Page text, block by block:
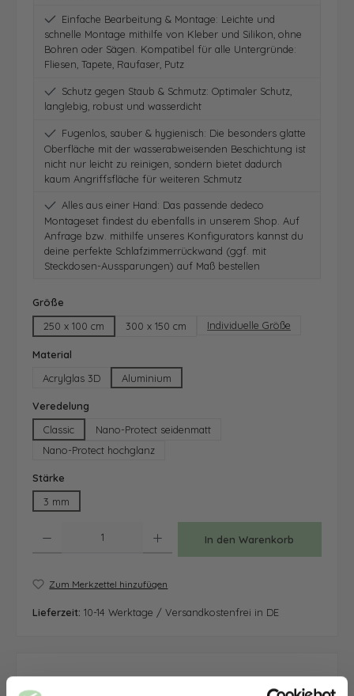
Einfache Bearbeitung & Montage: Leichte und
schnelle Montage mithilfe von Kleber und Silikon, ohne
Bohren oder Sägen. Kompatibel für alle Untergründe:
Fliesen, Tapete, Raufaser, Putz
Schutz gegen Staub & Schmutz: Optimaler Schutz,
langlebig, robust und wasserdicht
Fugenlos, sauber & hygienisch: Die besonders glatte
Oberfläche mit der wasserabweisenden Beschichtung ist
nicht nur leicht zu reinigen, sondern bietet dadurch
kaum Angriffsfläche für weiteren Schmutz
Alles aus einer Hand: Das passende dedeco
Montageset findest du ebenfalls in unserem Shop. Auf
Anfrage bzw. mithilfe unseres Konfigurators kannst du
deine perfekte Schlafzimmerrückwand (ggf. mit
Steckdosen-Aussparungen) auf Maß bestellen
Größe
250 x 100 cm
300 x 150 cm Individuelle Größe
Material
Acrylglas 3D
Aluminium
Veredelung
Classic
Nano-Protect seidenmatt
Nano-Protect hochglanz
Stärke
3 mm
In den Warenkorb
Zum Merkzettel hinzufügen
Lieferzeit: 10-14 Werktage / Versandkostenfrei in DE